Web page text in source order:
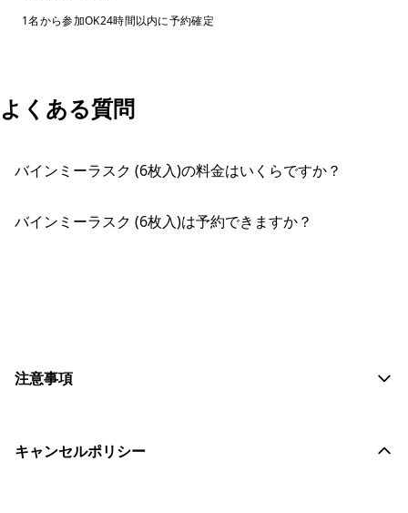
1名から参加OK24時間以内に予約確定
よくある質問
バインミーラスク (6枚入)の料金はいくらですか？
バインミーラスク (6枚入)は予約できますか？
注意事項
キャンセルポリシー